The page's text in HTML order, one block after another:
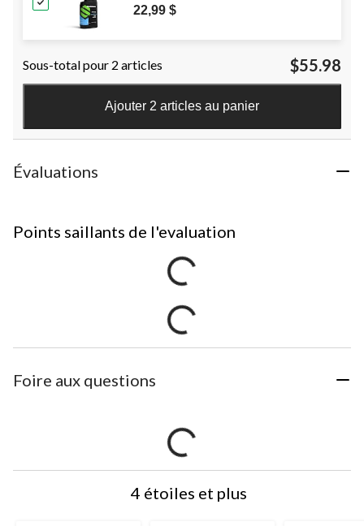
22,99 $
Sous-total pour 2 articles $55.98
Ajouter 2 articles au panier
Évaluations
Points saillants de l'evaluation
Foire aux questions
4 étoiles et plus